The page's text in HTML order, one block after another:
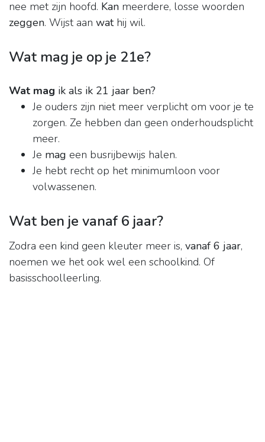
nee met zijn hoofd. Kan meerdere, losse woorden
zeggen. Wijst aan wathij wil.
Wat mag je op je 21e?
Wat mag ik als ik 21 jaar ben?
Je ouders zijn niet meer verplicht om voor je te
zorgen. Ze hebben dan geen onderhoudsplicht
meer.
Je mag een busrijbewijs halen.
Je hebt recht op het minimumloon voor
volwassenen.
Wat ben je vanaf 6 jaar?
Zodra een kind geen kleuter meer is, vanaf 6 jaar,
noemen we het ook wel een schoolkind. Of
basisschoolleerling.